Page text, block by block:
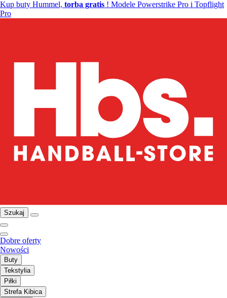
Kup buty Hummel, torba gratis ! Modele Powerstrike Pro i Topflight
Pro
Szukaj
Dobre oferty
Nowości
Buty
Tekstylia
Piłki
Strefa Kibica